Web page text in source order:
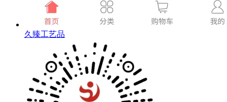
久臻工艺品